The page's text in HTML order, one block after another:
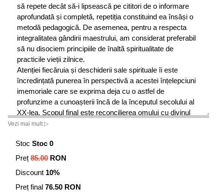
să repete decât să-i lipsească pe cititori de o informare
aprofundată și completă, repetiția constituind ea însăși o
metodă pedagogică. De asemenea, pentru a respecta
integralitatea gândirii maestrului, am considerat preferabil
să nu disociem principiile de înaltă spiritualitate de
practicile vieții zilnice.
Atenției fiecăruia și deschiderii sale spirituale îi este
încredințată punerea în perspectivă a acestei înțelepciuni
imemoriale care se exprima deja cu o astfel de
profunzime a cunoașterii încă de la începutul secolului al
XX-lea. Scopul final este reconcilierea omului cu divinul
din el, aflată la baza oricărui demers spre o stare
fiecare să înțeleagă cauzele bolilor sale și să găsească
mijloace de vindecare mai potrivite omului de azi.
Vezi mai mult ▷
Stoc Stoc 0
Preț 85.00 RON
Discount 10%
Preț final 76.50 RON